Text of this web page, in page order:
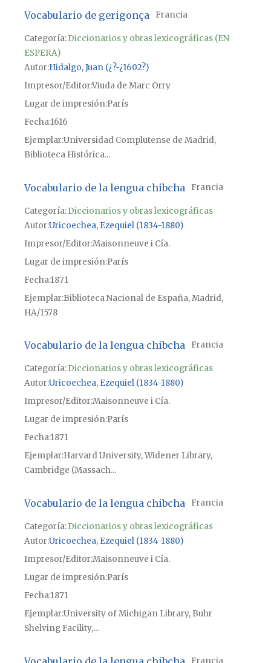
Vocabulario de gerigonça Francia
Categoría:Diccionarios y obras lexicográficas (EN
ESPERA)
Autor Hidalgo, Juan (¿?-¿1602?)
Impresor/EditorViuda de Marc Orry
Lugar de impresiónParís
Fecha1616
Ejemplar Universidad Complutense de Madrid,
Biblioteca Histórica...
Vocabulario de la lengua chibcha Francia
Categoría:Diccionarios y obras lexicográficas
Autor Uricoechea, Ezequiel (1834-1880)
Impresor/Editor Maisonneuve i Cía.
Lugar de impresiónParís
Fecha1871
Ejemplar Biblioteca Nacional de España, Madrid,
HA/1578
Vocabulario de la lengua chibcha Francia
Categoría:Diccionarios y obras lexicográficas
Autor Uricoechea, Ezequiel (1834-1880)
Impresor/Editor Maisonneuve i Cía.
Lugar de impresiónParís
Fecha1871
Ejemplar Harvard University, Widener Library,
Cambridge (Massach...
Vocabulario de la lengua chibcha Francia
Categoría:Diccionarios y obras lexicográficas
Autor Uricoechea, Ezequiel (1834-1880)
Impresor/Editor Maisonneuve i Cía.
Lugar de impresiónParís
Fecha1871
Ejemplar University of Michigan Library, Buhr
Shelving Facility,...
Francia